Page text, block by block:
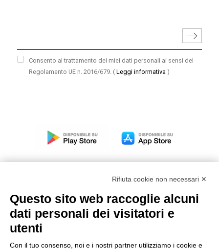
Consento al trattamento dei miei dati personali ai sensi del
Regolamento UE n. 2016/679. ( Leggi informativa )
Modello organizzativo, gestione e controllo – D. lgs.
231/2001
Rifiuta cookie non necessari ✕
Questo sito web raccoglie alcuni
dati personali dei visitatori e
utenti
Con il tuo consenso, noi e i nostri partner utilizziamo i cookie e